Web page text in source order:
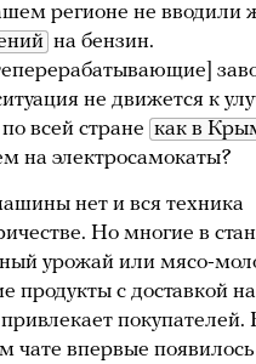
регионе не вводили
на бензин.
не движется к
всей стране как в
на электросамокаты?
нет и вся техника
Но многие в
урожай или мясо-
продукты с доставкой
покупателей.
чате впервые